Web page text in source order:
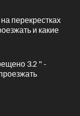
перекрестках
и какие
3.2 " -